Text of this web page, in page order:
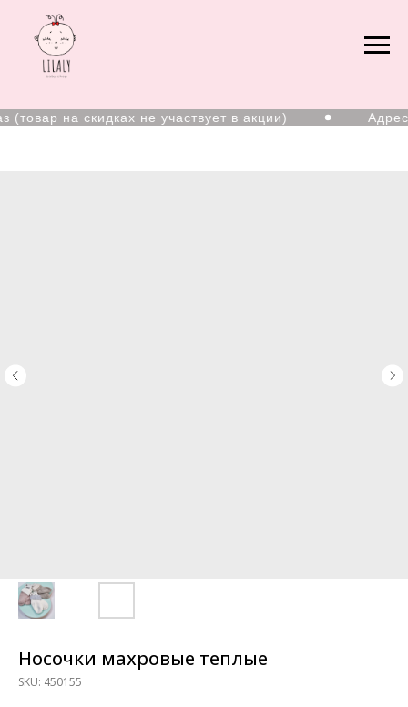
на скидках не участвует в акции)
Носочки махровые теплые
SKU: 450155